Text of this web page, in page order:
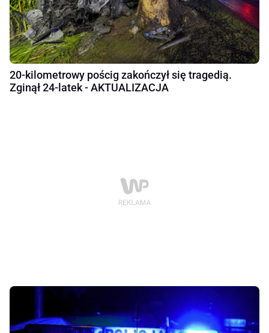
20-kilometrowy pościg zakończył się tragedią.
Zginął 24-latek - AKTUALIZACJA